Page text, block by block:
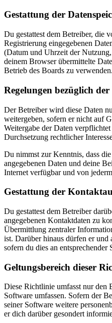
Gestattung der
Du gestattest dem Betreiber, die
Registrierung eingegebenen
(Datum und Uhrzeit der
deinem Browser übermittelte
Betrieb des Boards zu verwenden.
Regelungen bezüglich
Der Betreiber wird diese Daten
weitergeben, sofern er nicht auf
Weitergabe der Daten
Durchsetzung rechtlicher
Du nimmst zur Kenntnis, dass
angegebenen Daten und deine
Internet verfügbar und von
Gestattung der
Du gestattest dem Betreiber
angegebenen Kontaktdaten zu
Übermittlung zentraler
ist. Darüber hinaus dürfen er und
sofern du dies an entsprechender
Geltungsbereich dieser
Diese Richtlinie umfasst nur den
Software umfassen. Sofern der
seiner Software weitere
er dich darüber gesondert